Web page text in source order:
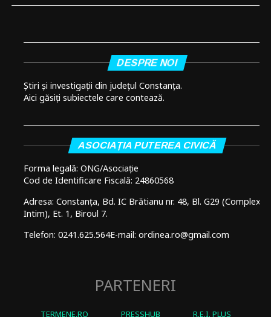
DESPRE NOI
Știri și investigații din județul Constanța.
Aici găsiți subiectele care contează.
ASOCIAȚIA PUTEREA CIVICĂ
Forma legală: ONG/Asociație
Cod de Identificare Fiscală: 24860568
Adresa: Constanța, Bd. IC Brătianu nr. 48, Bl. G29 (Complex
Intim), Et. 1, Biroul 7.
Telefon: 0241.625.564E-mail: ordinea.ro@gmail.com
PARTENERI
TERMENE.RO PRESSHUB R.E.I. PLUS